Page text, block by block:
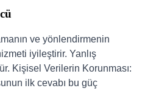
ve yönlendirmenin
iyileştirir. Yanlış
Kişisel Verilerin Korunması:
ilk cevabı bu güç